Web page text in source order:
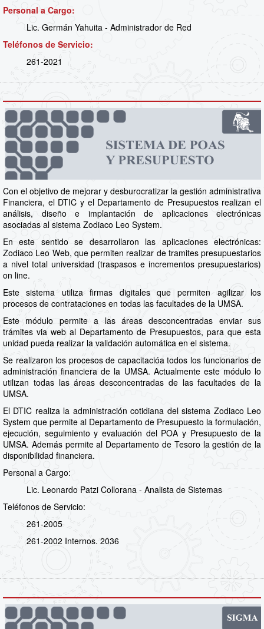
Personal a Cargo:
Lic. Germán Yahuita - Administrador de Red
Teléfonos de Servicio:
261-2021
Con el objetivo de mejorar y desburocratizar la gestión administrativa
Financiera, el DTIC y el Departamento de Presupuestos realizan el
análisis, diseño e implantación de aplicaciones electrónicas
asociadas al sistema Zodiaco Leo System.
En este sentido se desarrollaron las aplicaciones electrónicas:
Zodiaco Leo Web, que permiten realizar de tramites presupuestarios
a nivel total universidad (traspasos e incrementos presupuestarios)
on line.
Este sistema utiliza firmas digitales que permiten agilizar los
procesos de contrataciones en todas las facultades de la UMSA.
Este módulo permite a las áreas desconcentradas enviar sus
trámites via web al Departamento de Presupuestos, para que esta
unidad pueda realizar la validación automática en el sistema.
Se realizaron los procesos de capacitacióa todos los funcionarios de
administración financiera de la UMSA. Actualmente este módulo lo
utilizan todas las áreas desconcentradas de las facultades de la
UMSA.
El DTIC realiza la administración cotidiana del sistema Zodiaco Leo
System que permite al Departamento de Presupuesto la formulación,
ejecución, seguimiento y evaluación del POA y Presupuesto de la
UMSA. Además permite al Departamento de Tesoro la gestión de la
disponibilidad financiera.
Personal a Cargo:
Lic. Leonardo Patzi Collorana - Analista de Sistemas
Teléfonos de Servicio:
261-2005
261-2002 Internos. 2036